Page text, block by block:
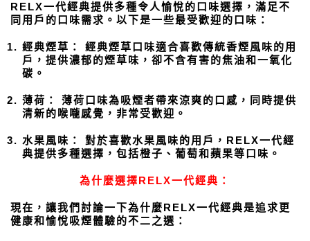
RELX一代經典提供多種令人愉悅的口味選擇，滿足不
同用戶的口味需求。以下是一些最受歡迎的口味：
經典煙草： 經典煙草口味適合喜歡傳統香煙風味的用
戶，提供濃郁的煙草味，卻不含有害的焦油和一氧化
碳。
薄荷： 薄荷口味為吸煙者帶來涼爽的口感，同時提供
清新的喉嚨感覺，非常受歡迎。
水果風味： 對於喜歡水果風味的用戶，RELX一代經
典提供多種選擇，包括橙子、葡萄和蘋果等口味。
為什麼選擇RELX一代經典：
現在，讓我們討論一下為什麼RELX一代經典是追求更
健康和愉悅吸煙體驗的不二之選：